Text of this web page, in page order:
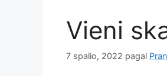
Vieni
7 spalio, 2022 pagal